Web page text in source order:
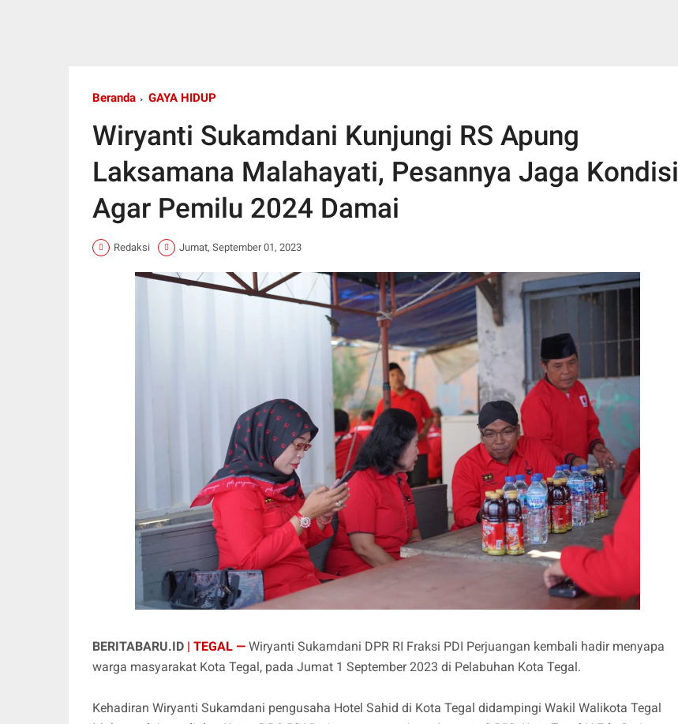
Beranda GAYA HIDUP
Wiryanti Sukamdani Kunjungi RS Apung
Laksamana Malahayati, Pesannya Jaga Kondisi
Agar Pemilu 2024 Damai
Redaksi Jumat, September 01, 2023
BERITABARU.ID | TEGAL — Wiryanti Sukamdani DPR RI Fraksi PDI Perjuangan kembali hadir menyapa
warga masyarakat Kota Tegal, pada Jumat 1 September 2023 di Pelabuhan Kota Tegal.
Kehadiran Wiryanti Sukamdani pengusaha Hotel Sahid di Kota Tegal didampingi Wakil Walikota Tegal